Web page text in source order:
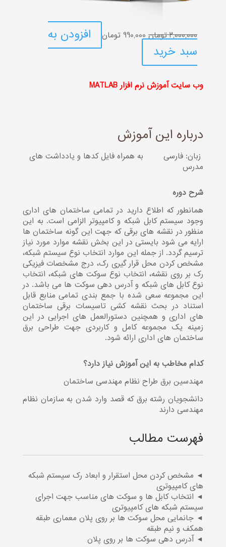
2,000,000تومان قیمت
اصلی:
2,000,000 تومان
بود.
990,000تومان قیمت
فعلی:
990,000 تومان.
افزودن به
سبد خرید
وب سایت آموزش نرم افزار MATLAB
درباره این آموزش
زبان: فارسی به همراه فایل کدها و یادداشت های
مدرس
شرح دوره
همانطور که اطلاع دارید در تمامی ساختمان های اداری
وجود سیستم کابل شبکه و کامپیوتر الزامی است. به این
منظور در نقشه های برقی که جهت این گونه ساختمان ها
ارایه می شود بایستی در این بخش نقشه موارد مورد نیاز
ترسیم گردد. از جمله این موارد انتخاب نوع سیستم شبکه،
مشخص کردن محل قرار گیری رک، درج مشخصات فیزیکی
رک بر روی نقشه، انتخاب نوع سوکت های شبکه، انتخاب
نوع کابل های شبکه و آدرس دهی سوکت ها می باشد. در
این مجموعه سعی شده با جمع بندی تمامی منابع قابل
استناد در بحث نقشه کشی تاسیسات برقی ساختمان
های اداری و همچنین دستورالعمل های اجرایی در این
زمینه یک مجموعه کامل و کاربردی جهت طراحی برق
ساختمان های اداری ارائه شود.
کدام مخاطب به این آموزش نیاز دارد؟
مهندسین برق طراح نظام مهندسی ساختمان
دانشجویان رشته برق که قصد وارد شدن به سازمان نظام
مهندسی دارند
فهرست مطالب
◄ مشخص کردن محل استقرار و ابعاد رک سیستم شبکه
های کامپیوتری
◄ انتخاب کابل ها و سوکت های مناسب جهت اجرای
سیستم شبکه های کامپیوتری
◄ جانمایی محل سوکت ها بر روی پلان معماری طبقه
همکف و نیم طبقه
◄ آدرس دهی سوکت ها بر روی پلان